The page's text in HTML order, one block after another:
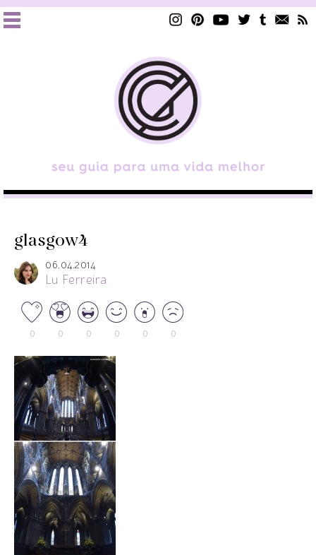
glasgow4
06.04.2014
Lu Ferreira
0 0 0 0 0 0